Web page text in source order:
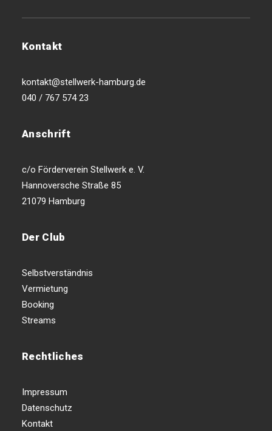
Kontakt
kontakt@stellwerk-hamburg.de
040 / 767 574 23
Anschrift
c/o Förderverein Stellwerk e. V.
Hannoversche Straße 85
21079 Hamburg
Der Club
Selbstverständnis
Vermietung
Booking
Streams
Rechtliches
Impressum
Datenschutz
Kontakt